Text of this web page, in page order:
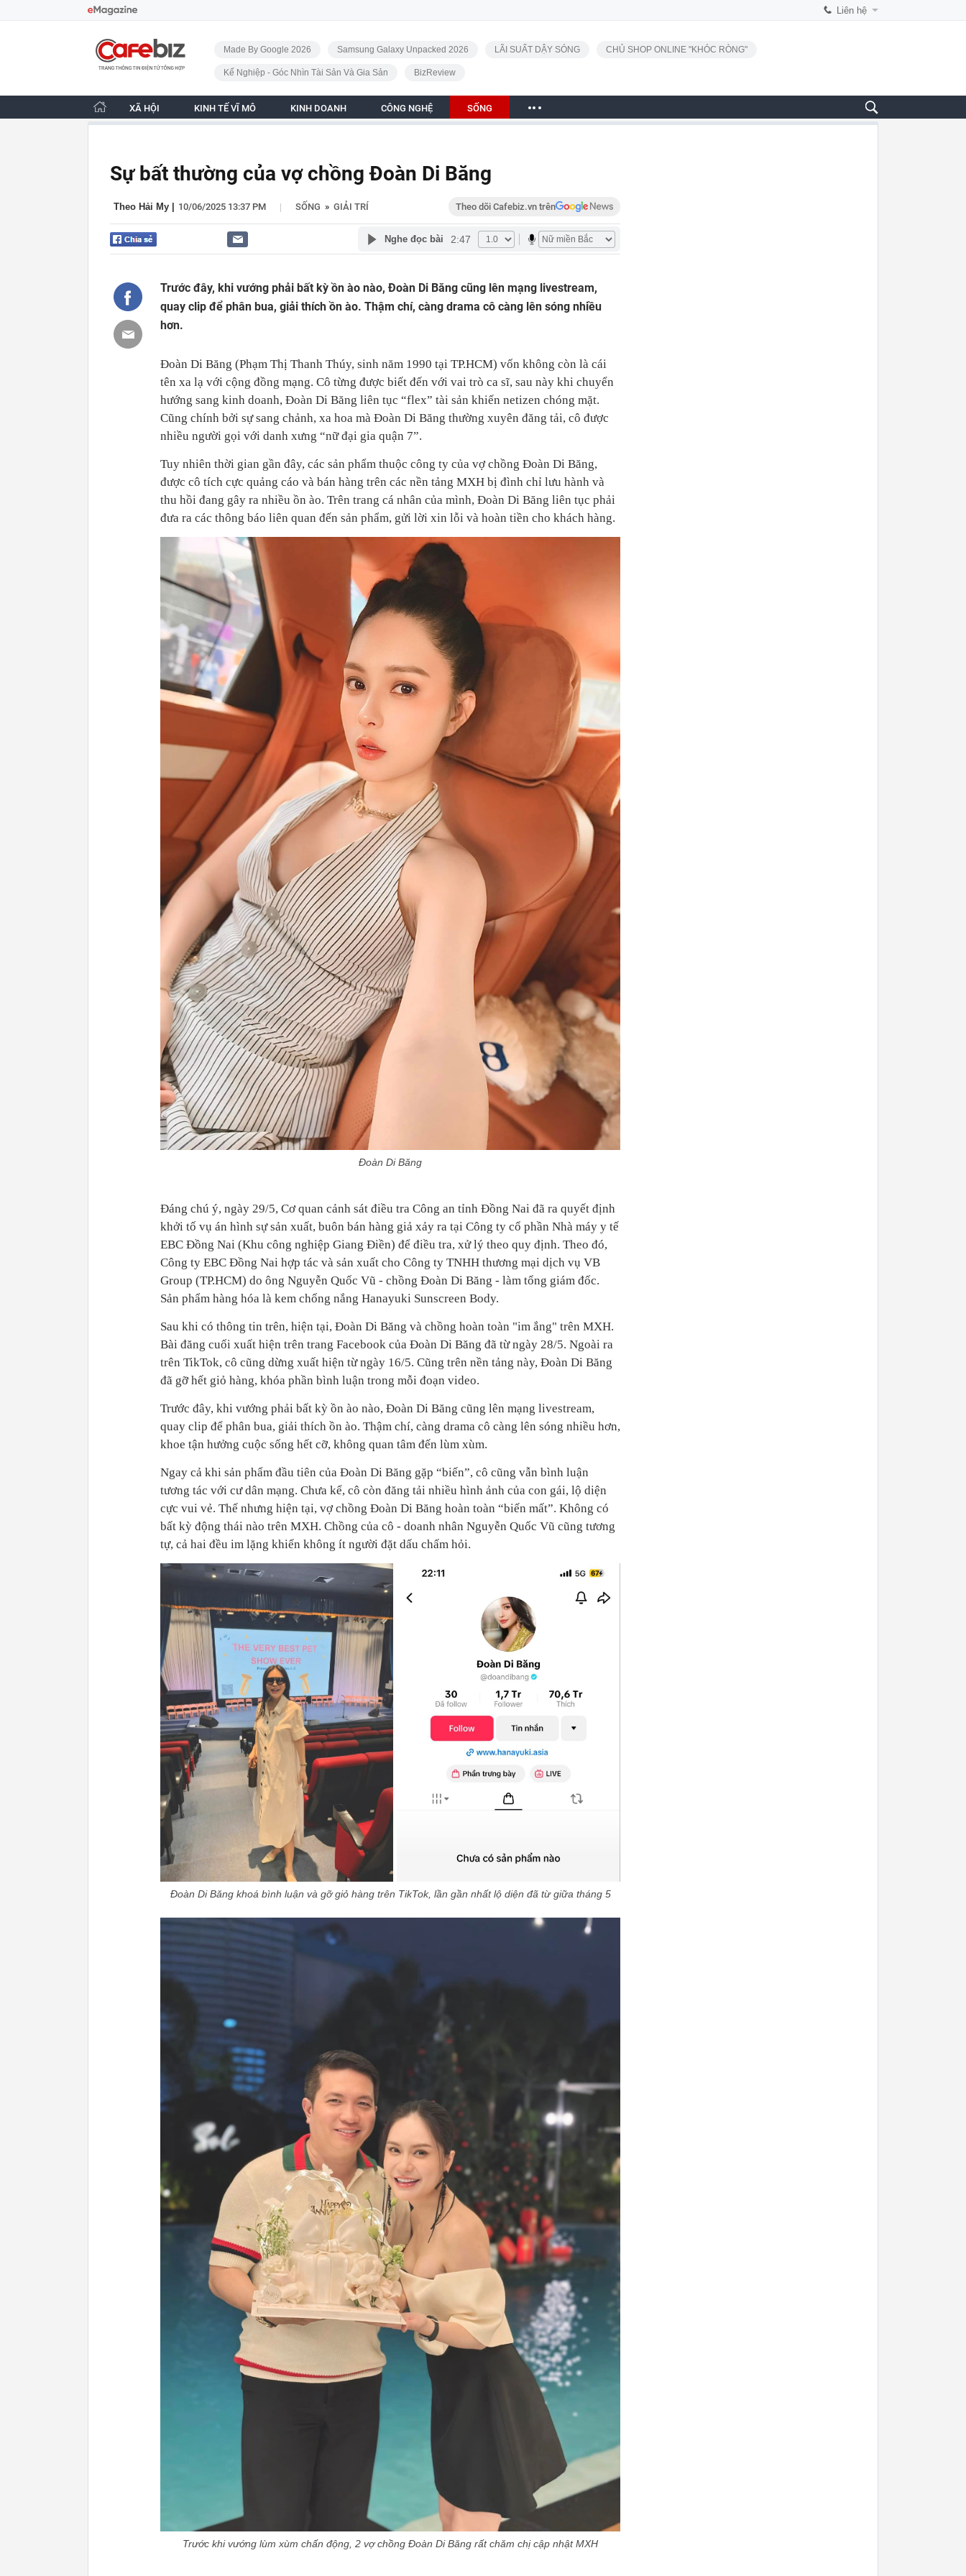
Liên hệ
CafeBiz - Trang chủ
Made By Google 2026 Samsung Galaxy Unpacked 2026 LÃI SUẤT DẬY SÓNG CHỦ SHOP ONLINE "KHÓC RÒNG"
Kế Nghiệp - Góc Nhìn Tài Sản Và Gia Sản BizReview
XÃ HỘI KINH TẾ VĨ MÔ KINH DOANH CÔNG NGHỆ SỐNG
Sự bất thường của vợ chồng Đoàn Di Băng
Theo Hải My 10/06/2025 13:37 PM | SỐNG » GIẢI TRÍ Theo dõi Cafebiz.vn trên
Nghe đọc bài 2:47
Trước đây, khi vướng phải bất kỳ ồn ào nào, Đoàn Di Băng cũng lên mạng livestream,
quay clip để phân bua, giải thích ồn ào. Thậm chí, càng drama cô càng lên sóng nhiều
hơn.
Đoàn Di Băng (Phạm Thị Thanh Thúy, sinh năm 1990 tại TP.HCM) vốn không còn là cái
tên xa lạ với cộng đồng mạng. Cô từng được biết đến với vai trò ca sĩ, sau này khi chuyển
hướng sang kinh doanh, Đoàn Di Băng liên tục “flex” tài sản khiến netizen chóng mặt.
Cũng chính bởi sự sang chảnh, xa hoa mà Đoàn Di Băng thường xuyên đăng tải, cô được
nhiều người gọi với danh xưng “nữ đại gia quận 7”.
Tuy nhiên thời gian gần đây, các sản phẩm thuộc công ty của vợ chồng Đoàn Di Băng,
được cô tích cực quảng cáo và bán hàng trên các nền tảng MXH bị đình chỉ lưu hành và
thu hồi đang gây ra nhiều ồn ào. Trên trang cá nhân của mình, Đoàn Di Băng liên tục phải
đưa ra các thông báo liên quan đến sản phẩm, gửi lời xin lỗi và hoàn tiền cho khách hàng.
Đoàn Di Băng
Đáng chú ý, ngày 29/5, Cơ quan cảnh sát điều tra Công an tỉnh Đồng Nai đã ra quyết định
khởi tố vụ án hình sự sản xuất, buôn bán hàng giả xảy ra tại Công ty cổ phần Nhà máy y tế
EBC Đồng Nai (Khu công nghiệp Giang Điền) để điều tra, xử lý theo quy định. Theo đó,
Công ty EBC Đồng Nai hợp tác và sản xuất cho Công ty TNHH thương mại dịch vụ VB
Group (TP.HCM) do ông Nguyễn Quốc Vũ - chồng Đoàn Di Băng - làm tổng giám đốc.
Sản phẩm hàng hóa là kem chống nắng Hanayuki Sunscreen Body.
Sau khi có thông tin trên, hiện tại, Đoàn Di Băng và chồng hoàn toàn "im ắng" trên MXH.
Bài đăng cuối xuất hiện trên trang Facebook của Đoàn Di Băng đã từ ngày 28/5. Ngoài ra
trên TikTok, cô cũng dừng xuất hiện từ ngày 16/5. Cũng trên nền tảng này, Đoàn Di Băng
đã gỡ hết giỏ hàng, khóa phần bình luận trong mỗi đoạn video.
Trước đây, khi vướng phải bất kỳ ồn ào nào, Đoàn Di Băng cũng lên mạng livestream,
quay clip để phân bua, giải thích ồn ào. Thậm chí, càng drama cô càng lên sóng nhiều hơn,
khoe tận hưởng cuộc sống hết cỡ, không quan tâm đến lùm xùm.
Ngay cả khi sản phẩm đầu tiên của Đoàn Di Băng gặp “biến”, cô cũng vẫn bình luận
tương tác với cư dân mạng. Chưa kể, cô còn đăng tải nhiều hình ảnh của con gái, lộ diện
cực vui vẻ. Thế nhưng hiện tại, vợ chồng Đoàn Di Băng hoàn toàn “biến mất”. Không có
bất kỳ động thái nào trên MXH. Chồng của cô - doanh nhân Nguyễn Quốc Vũ cũng tương
tự, cả hai đều im lặng khiến không ít người đặt dấu chấm hỏi.
Đoàn Di Băng khoá bình luận và gỡ giỏ hàng trên TikTok, lần gần nhất lộ diện đã từ giữa tháng 5
Trước khi vướng lùm xùm chấn động, 2 vợ chồng Đoàn Di Băng rất chăm chị cập nhật MXH